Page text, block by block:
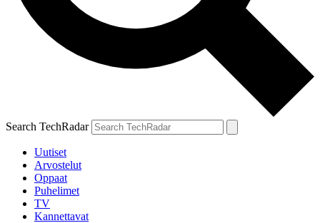
Search TechRadar
Uutiset
Arvostelut
Oppaat
Puhelimet
TV
Kannettavat